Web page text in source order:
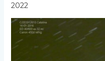
2022